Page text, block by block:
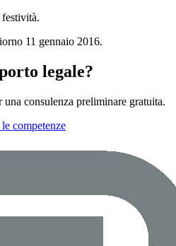
11 gennaio 2016.
legale?
consulenza preliminare gratuita.
competenze